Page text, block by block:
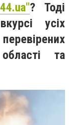
? Тоді
усіх
та